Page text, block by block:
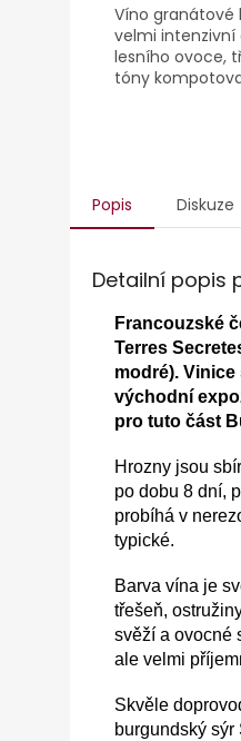
Víno granátové
velmi intenzivní
lesního ovoce,
tóny
Popis Diskuze
Detailní popis
Francouzské
Terres
modré). Vinice
východní
pro tuto část
Hrozny jsou
po dobu 8 dní,
probíhá v
typické.
Barva vína je
třešeň,
svěží a ovocné
ale velmi
Skvěle
burgundský sýr